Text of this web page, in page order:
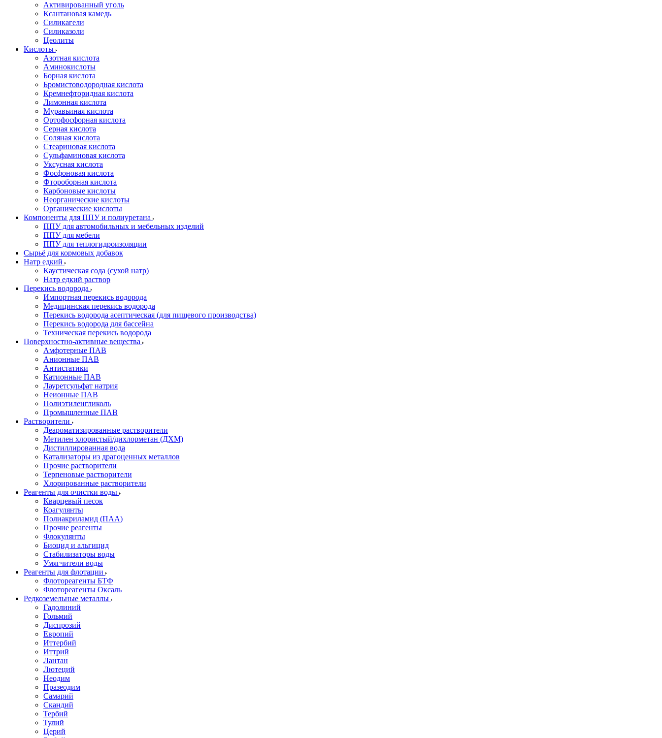
Активированный уголь
Ксантановая камедь
Силикагели
Силиказоли
Цеолиты
Кислоты
Азотная кислота
Аминокислоты
Борная кислота
Бромистоводородная кислота
Кремнефторидная кислота
Лимонная кислота
Муравьиная кислота
Ортофосфорная кислота
Серная кислота
Соляная кислота
Стеариновая кислота
Сульфаминовая кислота
Уксусная кислота
Фосфоновая кислота
Фтороборная кислота
Карбоновые кислоты
Неорганические кислоты
Органические кислоты
Компоненты для ППУ и полиуретана
ППУ для автомобильных и мебельных изделий
ППУ для мебели
ППУ для теплогидроизоляции
Сырьё для кормовых добавок
Натр едкий
Каустическая сода (сухой натр)
Натр едкий раствор
Перекись водорода
Импортная перекись водорода
Медицинская перекись водорода
Перекись водорода асептическая (для пищевого производства)
Перекись водорода для бассейна
Техническая перекись водорода
Поверхностно-активные вещества
Амфотерные ПАВ
Анионные ПАВ
Антистатики
Катионные ПАВ
Лауретсульфат натрия
Неионные ПАВ
Полиэтиленгликоль
Промышленные ПАВ
Растворители
Деароматизированные растворители
Метилен хлористый/дихлорметан (ДХМ)
Дистиллированная вода
Катализаторы из драгоценных металлов
Прочие растворители
Терпеновые растворители
Хлорированные растворители
Реагенты для очистки воды
Кварцевый песок
Коагулянты
Полиакриламид (ПАА)
Прочие реагенты
Флокулянты
Биоцид и альгицид
Стабилизаторы воды
Умягчители воды
Реагенты для флотации
Флотореагенты БТФ
Флотореагенты Оксаль
Редкоземельные металлы
Гадолиний
Гольмий
Диспрозий
Европий
Иттербий
Иттрий
Лантан
Лютеций
Неодим
Празеодим
Самарий
Скандий
Тербий
Тулий
Церий